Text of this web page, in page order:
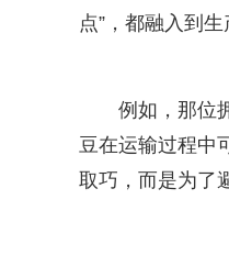
点”，都融入到
例如，那位
豆在运输过程中
取巧，而是为了